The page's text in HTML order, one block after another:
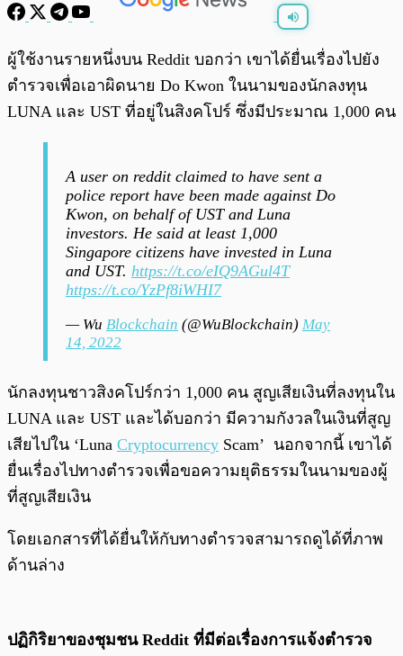
0:00 0:00
ผู้ใช้งานรายหนึ่งบน Reddit บอกว่า เขาได้ยื่นเรื่องไปยัง
ตำรวจเพื่อเอาผิดนาย Do Kwon ในนามของนักลงทุน
LUNA และ UST ที่อยู่ในสิงคโปร์ ซึ่งมีประมาณ 1,000 คน
A user on reddit claimed to have sent a
police report have been made against Do
Kwon, on behalf of UST and Luna
investors. He said at least 1,000
Singapore citizens have invested in Luna
and UST. https://t.co/eIQ9AGul4T
https://t.co/YzPf8iWHI7
— Wu Blockchain (@WuBlockchain) May
14, 2022
นักลงทุนชาวสิงคโปร์กว่า 1,000 คน สูญเสียเงินที่ลงทุนใน
LUNA และ UST และได้บอกว่า มีความกังวลในเงินที่สูญ
เสียไปใน ‘Luna Cryptocurrency Scam’ นอกจากนี้ เขาได้
ยื่นเรื่องไปทางตำรวจเพื่อขอความยุติธรรมในนามของผู้
ที่สูญเสียเงิน
โดยเอกสารที่ได้ยื่นให้กับทางตำรวจสามารถดูได้ที่ภาพ
ด้านล่าง
ปฏิกิริยาของชุมชน Reddit ที่มีต่อเรื่องการแจ้งตำรวจ